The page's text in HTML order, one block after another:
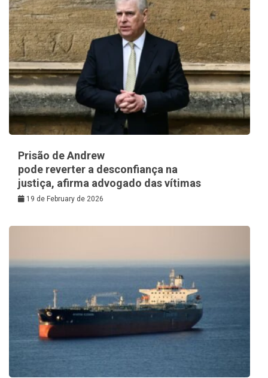
Prisão de Andrew
pode reverter a desconfiança na
justiça, afirma advogado das vítimas
19 de February de 2026